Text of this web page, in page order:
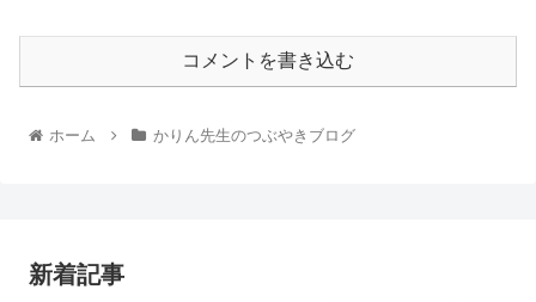
コメントを書き込む
ホーム かりん先生のつぶやきブログ
新着記事